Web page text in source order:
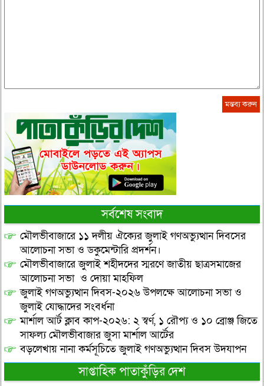
সর্বশেষ সংবাদ
মৌলভীবাজারে ১১ দলীয় ঐক্যের জুলাই গণঅভ্যুত্থান দিবসের
আলোচনা সভা ও ডকুমেন্টারি প্রদর্শন।
মৌলভীবাজারে জুলাই শহীদদের স্মরণে জাতীয় ছাত্রসমাজের
আলোচনা সভা ও দোয়া মাহফিল
জুলাই গণঅভ্যুত্থান দিবস-২০২৬ উপলক্ষে আলোচনা সভা ও
জুলাই যোদ্ধাদের সংবর্ধনা
মার্শাল আর্ট ক্লাব কাপ-২০২৬: ২ স্বর্ণ, ১ রৌপ্য ও ১০ ব্রোঞ্জ জিতে
সাফল্য মৌলভীবাজার জুসা মার্শাল আর্টের
বড়লেখায় নানা কর্মসূচিতে জুলাই গণঅভ্যুত্থান দিবস উদযাপন
সাপ্তাহিক পাতাকুঁড়ির দেশ